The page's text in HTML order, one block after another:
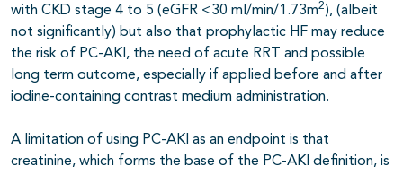
with CKD stage 4 to 5 (eGFR <30 ml/min/1.73m2), (albeit
not significantly) but also that prophylactic HF may reduce
the risk of PC-AKI, the need of acute RRT and possible
long term outcome, especially if applied before and after
iodine-containing contrast medium administration.
A limitation of using PC-AKI as an endpoint is that
creatinine, which forms the base of the PC-AKI definition, is